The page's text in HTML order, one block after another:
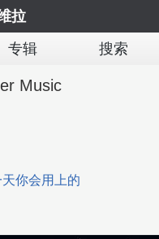
拉
专辑 搜索
Music
你会用上的